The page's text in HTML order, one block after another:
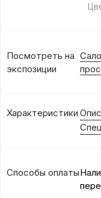
Посмотреть на
экспозиции
Характеристики
Способы оплаты